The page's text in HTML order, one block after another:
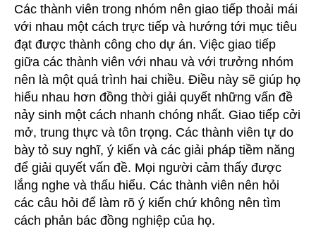
Các thành viên trong nhóm nên giao tiếp thoải mái
với nhau một cách trực tiếp và hướng tới mục tiêu
đạt được thành công cho dự án. Việc giao tiếp
giữa các thành viên với nhau và với trưởng nhóm
nên là một quá trình hai chiều. Điều này sẽ giúp họ
hiểu nhau hơn đồng thời giải quyết những vấn đề
nảy sinh một cách nhanh chóng nhất. Giao tiếp cởi
mở, trung thực và tôn trọng. Các thành viên tự do
bày tỏ suy nghĩ, ý kiến và các giải pháp tiềm năng
để giải quyết vấn đề. Mọi người cảm thấy được
lắng nghe và thấu hiểu. Các thành viên nên hỏi
các câu hỏi để làm rõ ý kiến chứ không nên tìm
cách phản bác đồng nghiệp của họ.